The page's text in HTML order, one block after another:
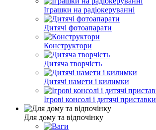
Іграшки на радіокеруванні
Дитячі фотоапарати
Конструктори
Дитяча творчість
Дитячі намети і килимки
Ігрові консолі і дитячі приставки
Для дому та відпочінку